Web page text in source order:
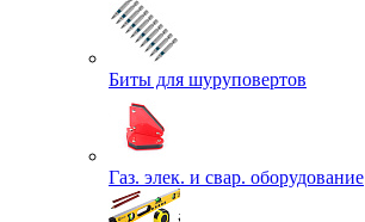
Биты для шуруповертов
Газ. элек. и свар. оборудование